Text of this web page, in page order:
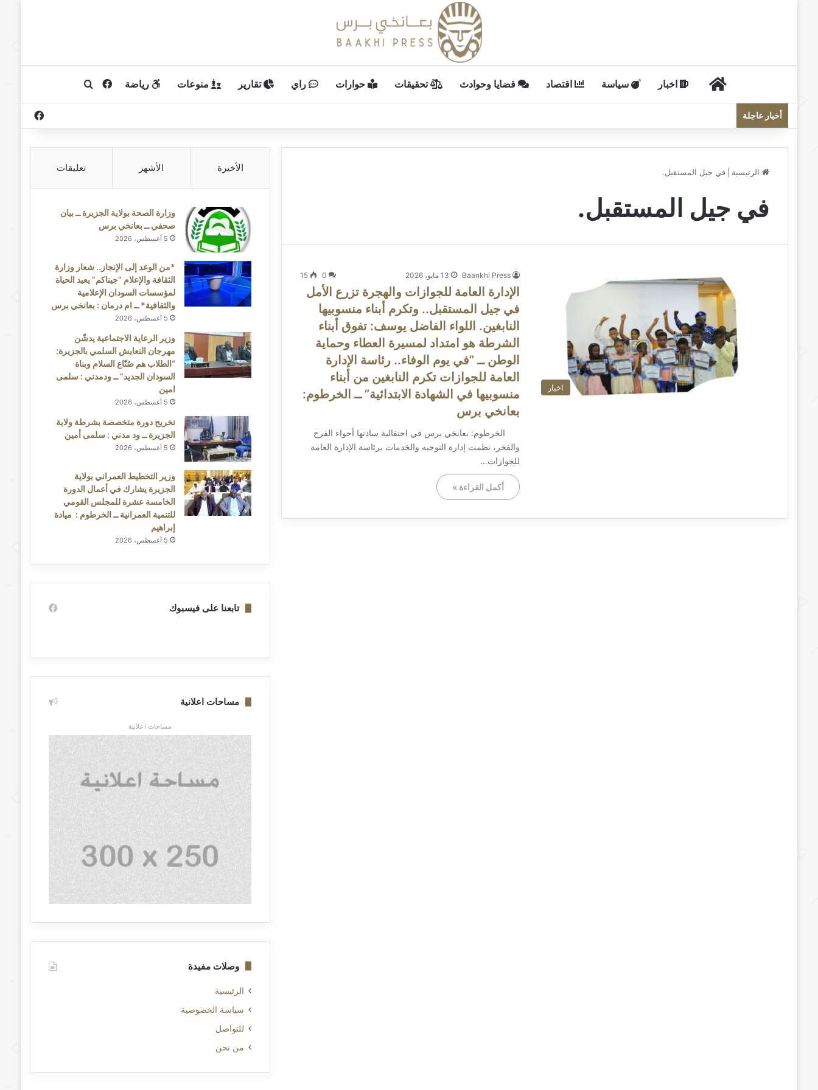
الرئيسيةاخبار سياسة اقتصاد قضايا وحوادث تحقيقات حوارات راي تقارير منوعات رياضة فيسبوكبحث عن
أخبار عاجلة
الرئيسية في جيل المستقبل.
في جيل المستقبل.
اخبار
Baankhi Press 13 مايو، 2026 0
15
الإدارة العامة للجوازات والهجرة تزرع الأمل
في جيل المستقبل.. وتكرم أبناء منسوبيها
النابغين. ​اللواء الفاضل يوسف: تفوق أبناء
الشرطة هو امتداد لمسيرة العطاء وحماية
الوطن ــ ​”في يوم الوفاء.. رئاسة الإدارة
العامة للجوازات تكرم النابغين من أبناء
منسوبيها في الشهادة الابتدائية” ــ ​الخرطوم:
بعانخي برس
​الخرطوم: بعانخي برس في احتفالية سادتها أجواء الفرح
والفخر، نظمت إدارة التوجيه والخدمات برئاسة الإدارة العامة
للجوازات…
أكمل القراءة »
الأخيرة الأشهر تعليقات
وزارة الصحة بولاية الجزيرة ــ بيان
صحفي ــ بعانخي برس
5 أغسطس، 2026
*من الوعد إلى الإنجاز.. شعار وزارة
الثقافة والإعلام “جيناكم” يعيد الحياة
لمؤسسات السودان الإعلامية
والثقافية* ــ ام درمان : بعانخي برس
5 أغسطس، 2026
وزير الرعاية الاجتماعية يدشّن
مهرجان التعايش السلمي بالجزيرة:
“الطلاب هم صُنّاع السلام وبناة
السودان الجديد” ــ ودمدني : سلمى
امين
5 أغسطس، 2026
تخريج دورة متخصصة بشرطة ولاية
الجزيرة ــ ود مدني : سلمى أمين
5 أغسطس، 2026
وزير التخطيط العمراني بولاية
الجزيرة يشارك في أعمال الدورة
الخامسة عشرة للمجلس القومي
للتنمية العمرانية ــ الخرطوم : ميادة
إبراهيم
5 أغسطس، 2026
تابعنا على فيسبوك
مساحات اعلانية
مساحات اعلانية
وصلات مفيدة
الرئيسية
سياسة الخصوصية
للتواصل
من نحن